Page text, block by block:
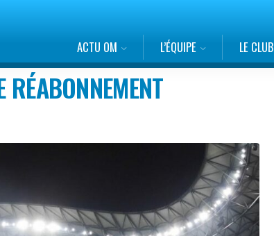
ACTU OM L’ÉQUIPE LE CLUB
RÉABONNEMENT